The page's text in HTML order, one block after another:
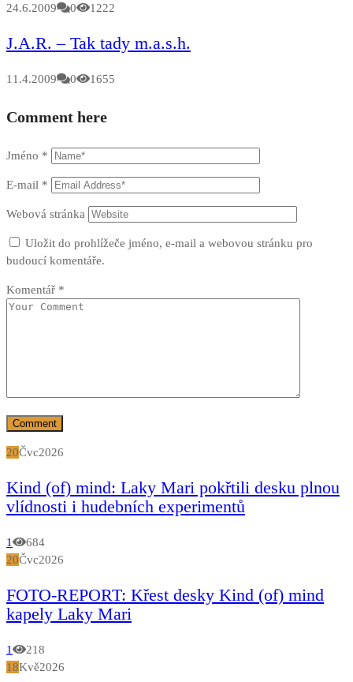
24.6.2009 0 1222
J.A.R. – Tak tady m.a.s.h.
11.4.2009 0 1655
Comment here
Jméno *
E-mail *
Webová stránka
Uložit do prohlížeče jméno, e-mail a webovou stránku pro
budoucí komentáře.
Komentář *
20Čvc2026
Kind (of) mind: Laky Mari pokřtili desku plnou
vlídnosti i hudebních experimentů
1
684
20Čvc2026
FOTO-REPORT: Křest desky Kind (of) mind
kapely Laky Mari
1
218
18Kvě2026